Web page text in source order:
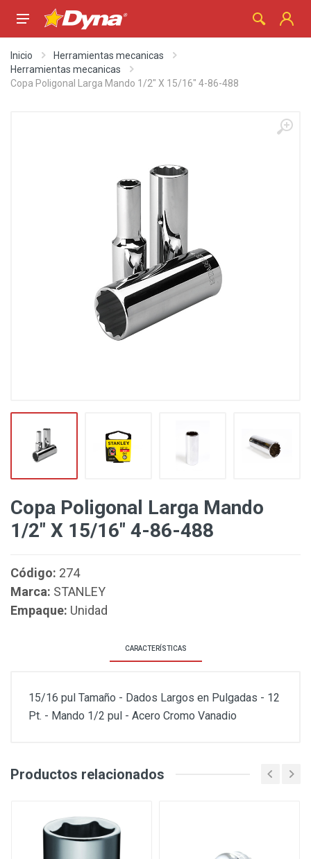
Inicio
Herramientas mecanicas
Herramientas mecanicas
Copa Poligonal Larga Mando 1/2" X 15/16" 4-86-488
Copa Poligonal Larga Mando
1/2" X 15/16" 4-86-488
Código: 274
Marca: STANLEY
Empaque: Unidad
CARACTERÍSTICAS
15/16 pul Tamaño - Dados Largos en Pulgadas - 12
Pt. - Mando 1/2 pul - Acero Cromo Vanadio
Productos relacionados